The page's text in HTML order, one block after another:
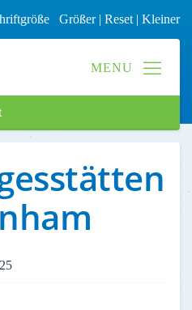
Größer| Reset | Kleiner